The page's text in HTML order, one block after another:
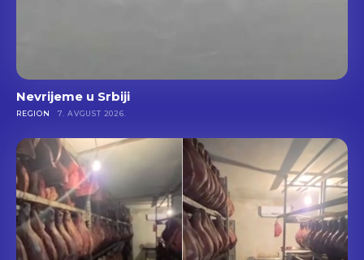
Nevrijeme u Srbiji
REGION 7. AVGUST 2026.